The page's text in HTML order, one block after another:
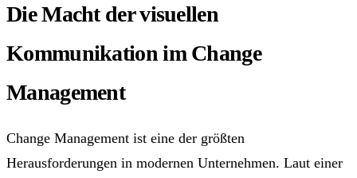
Die Macht der visuellen
Kommunikation im Change
Management
Change Management ist eine der größten
Herausforderungen in modernen Unternehmen. Laut einer